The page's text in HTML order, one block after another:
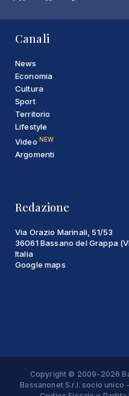
Canali
News
Economia
Cultura
Sport
Territorio
Lifestyle
Video NEW
Argomenti
Redazione
Via Orazio Marinali, 51/53
36061 Bassano del Grappa
Italia
Google maps
Copyright © 2009-2026
Bassanonet S.r.l. socio